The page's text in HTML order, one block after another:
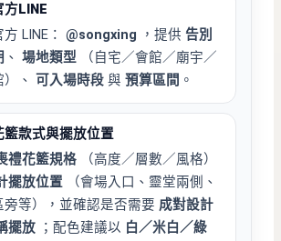
方LINE
LINE： @songxing ，提供 告別
、 場地類型
（自宅／會館／廟宇／
、
可入場時段 與 預算區間 。
籃款式與擺放位置
禮花籃規格
（高度／層數／風格）
擺放位置
（會場入口、靈堂兩側、
旁等），並確認是否需要 成對設計
擺放 ；配色建議以 白／米白／綠